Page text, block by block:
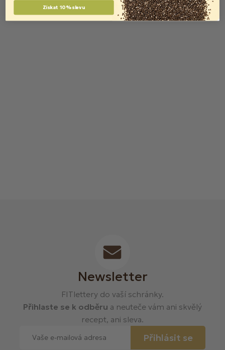
Newsletter
FITlettery do vaší schránky.
Přihlaste se k odběru a neuteče vám ani skvělý
recept, ani sleva.
Přihlásit se
Získat 10% slevu